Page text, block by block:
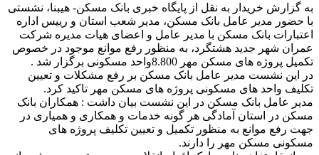
به گزارش خریدار به نقل از پایگاه خبری بانک مسکن- هیبنا، نشستی
با حضور مدیر عامل بانک مسکن، مدیر شعب استان و رییس اداره
اعتبارات بانک مسکن با مدیر عامل و اعضای هیات مدیره شرکت
عمران شهر جدید هشتگرد، به منظور رفع موانع موجود در خصوص
تکمیل پروژه های مسکن مهر 8.800واحد مسکونی برگزار شد .
در این نشست مدیر عامل بانک مسکن بر رفع مشکلات و تعیین
تکلیف واحد های مسکونی پروژه های مسکن مهر تاکید کرد.
مدیر عامل بانک مسکن در این نشست بیان داشت : همکاران بانک
مسکن در استان آمادگی هر گونه خدمات و همکاری و همیاری در
جهت رفع موانع به منظور تکمیل و تعیین تکلیف پروژه های
مسکونی مسکن مهر را دارند.